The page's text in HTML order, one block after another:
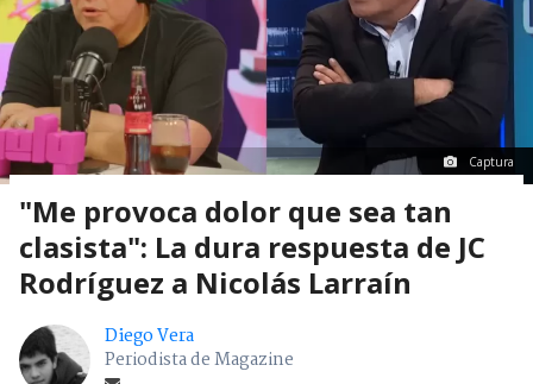
Captura
"Me provoca dolor que sea tan
clasista": La dura respuesta de JC
Rodríguez a Nicolás Larraín
Diego Vera
Periodista de Magazine